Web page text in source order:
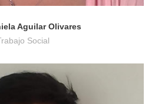
Aguilar Olivares
Social